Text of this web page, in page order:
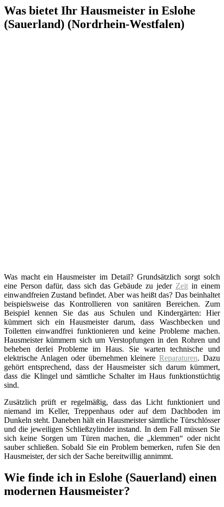
Was bietet Ihr Hausmeister in Eslohe
(Sauerland) (Nordrhein-Westfalen)
Was macht ein Hausmeister im Detail? Grundsätzlich sorgt solch
eine Person dafür, dass sich das Gebäude zu jeder Zeit in einem
einwandfreien Zustand befindet. Aber was heißt das? Das beinhaltet
beispielsweise das Kontrollieren von sanitären Bereichen. Zum
Beispiel kennen Sie das aus Schulen und Kindergärten: Hier
kümmert sich ein Hausmeister darum, dass Waschbecken und
Toiletten einwandfrei funktionieren und keine Probleme machen.
Hausmeister kümmern sich um Verstopfungen in den Rohren und
beheben derlei Probleme im Haus. Sie warten technische und
elektrische Anlagen oder übernehmen kleinereReparaturen. Dazu
gehört entsprechend, dass der Hausmeister sich darum kümmert,
dass die Klingel und sämtliche Schalter im Haus funktionstüchtig
sind.
Zusätzlich prüft er regelmäßig, dass das Licht funktioniert und
niemand im Keller, Treppenhaus oder auf dem Dachboden im
Dunkeln steht. Daneben hält ein Hausmeister sämtliche Türschlösser
und die jeweiligen Schließzylinder instand. In dem Fall müssen Sie
sich keine Sorgen um Türen machen, die „klemmen“ oder nicht
sauber schließen. Sobald Sie ein Problem bemerken, rufen Sie den
Hausmeister, der sich der Sache bereitwillig annimmt.
Wie finde ich in Eslohe (Sauerland) einen
modernen Hausmeister?